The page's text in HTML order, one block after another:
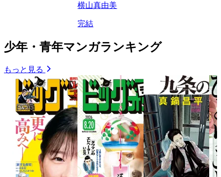
横山真由美
完結
少年・青年マンガランキング
もっと見る